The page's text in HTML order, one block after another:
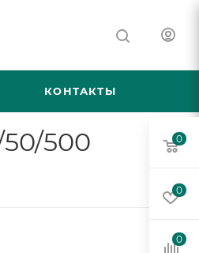
КОНТАКТЫ
500 0
0
0